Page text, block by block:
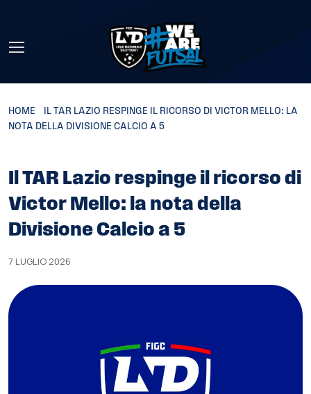
HOME
IL TAR LAZIO RESPINGE IL RICORSO DI VICTOR MELLO: LA
NOTA DELLA DIVISIONE CALCIO A 5
Il TAR Lazio respinge il ricorso di
Victor Mello: la nota della
Divisione Calcio a 5
7 LUGLIO 2026